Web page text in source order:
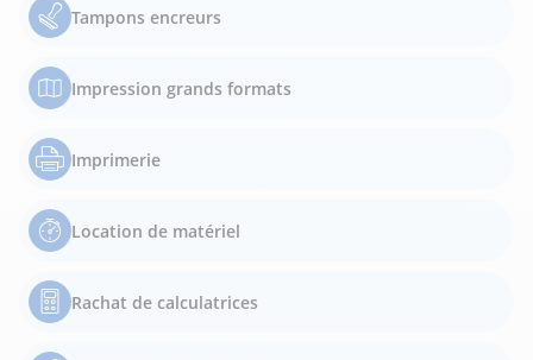
Tampons encreurs
Impression grands formats
Imprimerie
Location de matériel
Rachat de calculatrices